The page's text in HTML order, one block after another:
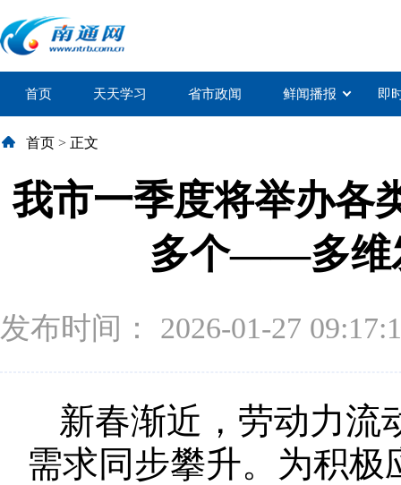
首页 天天学习 省市政闻 鲜闻播报 即
首页 > 正文
我市一季度将举办各
多个——多维
发布时间： 2026-01-27
新春渐近，劳动力流
需求同步攀升。为积